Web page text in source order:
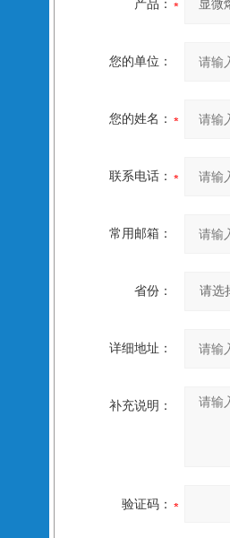
产品：
您的单位：
您的姓名：
联系电话：
常用邮箱：
省份：
详细地址：
补充说明：
验证码：